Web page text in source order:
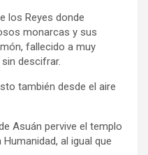
los Reyes donde
monarcas y sus
fallecido a muy
descifrar.
también desde el aire
Asuán pervive el templo
al igual que